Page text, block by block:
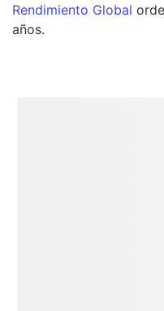
Rendimiento Global
años.